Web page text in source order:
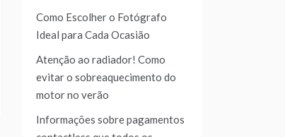
Como Escolher o Fotógrafo
Ideal para Cada Ocasião
Atenção ao radiador! Como
evitar o sobreaquecimento do
motor no verão
Informações sobre pagamentos